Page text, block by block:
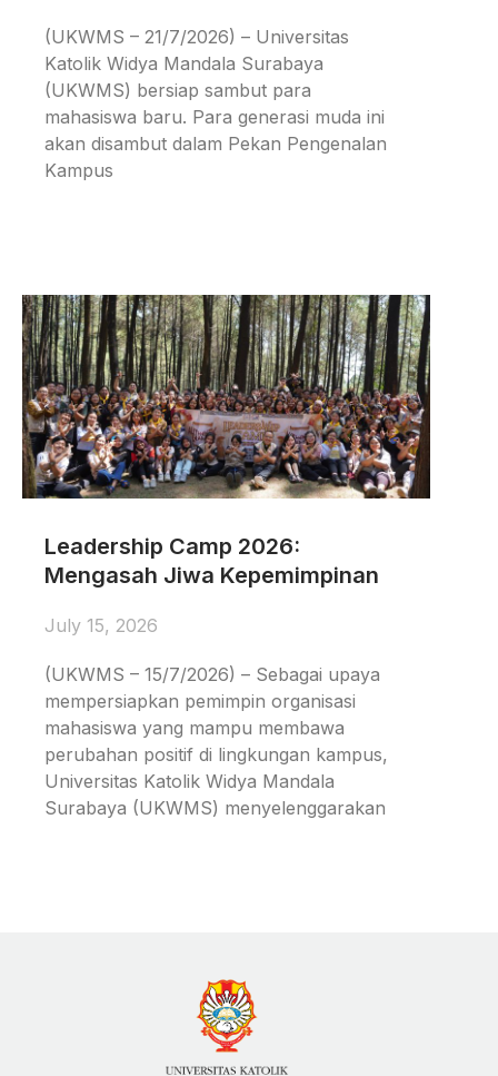
(UKWMS – 21/7/2026) – Universitas
Katolik Widya Mandala Surabaya
(UKWMS) bersiap sambut para
mahasiswa baru. Para generasi muda ini
akan disambut dalam Pekan Pengenalan
Kampus
Leadership Camp 2026:
Mengasah Jiwa Kepemimpinan
July 15, 2026
(UKWMS – 15/7/2026) – Sebagai upaya
mempersiapkan pemimpin organisasi
mahasiswa yang mampu membawa
perubahan positif di lingkungan kampus,
Universitas Katolik Widya Mandala
Surabaya (UKWMS) menyelenggarakan